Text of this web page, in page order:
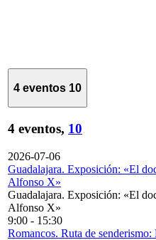
4 eventos 10
4 eventos, 10
2026-07-06
Guadalajara. Exposición: «El
Alfonso X»
Guadalajara. Exposición: «El
Alfonso X»
9:00 - 15:30
Romancos. Ruta de senderismo: